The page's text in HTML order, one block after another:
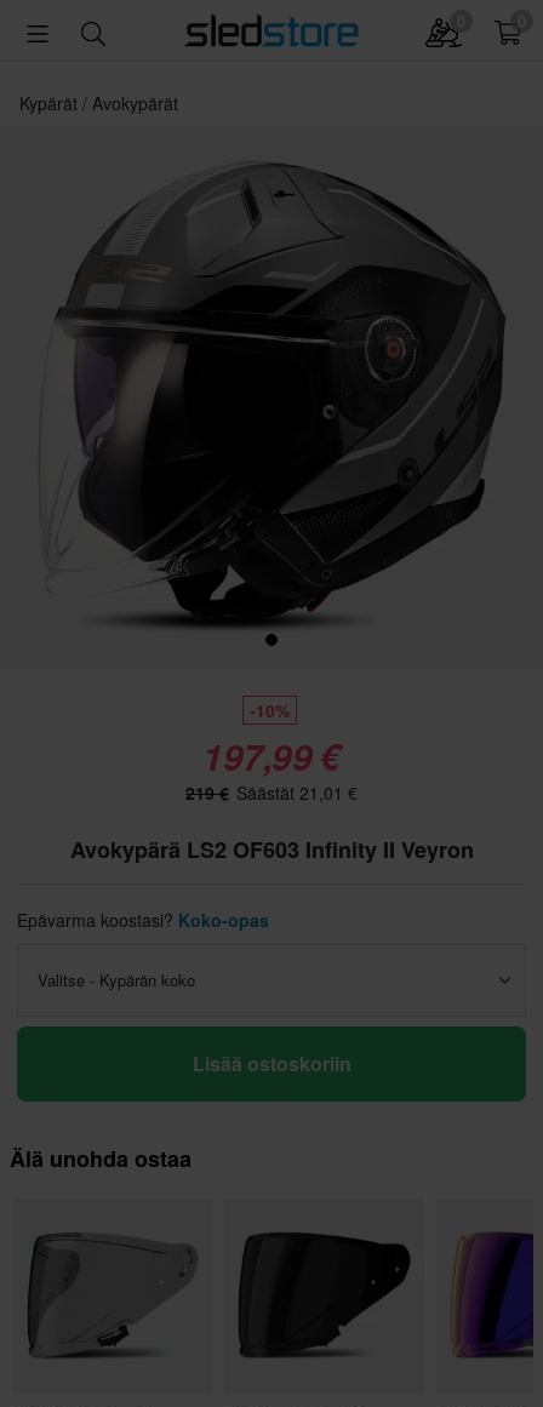
Kypärät Avokypärät
-10%
197,99 €
219 € Säästät 21,01 €
Avokypärä LS2 OF603 Infinity II Veyron
Epävarma koostasi? Koko-opas
Valitse - Kypärän koko
Lisää ostoskoriin
Älä unohda ostaa